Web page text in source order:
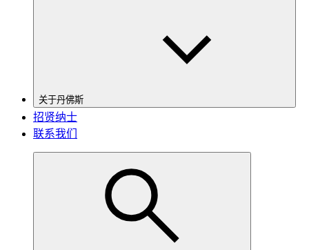
关于丹佛斯
招贤纳士
联系我们